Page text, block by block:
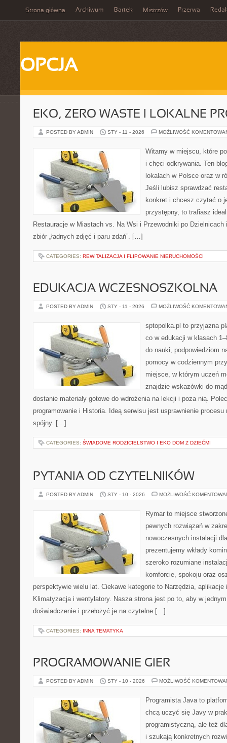
Strona główna Archiwum Bartek Mistrzów Przerwa
OPCJA
EKO, ZERO WASTE I LOKALNE
POSTED BY ADMIN STY - 11 - 2026 MOŻLIWOŚĆ
Witamy w miejscu, które
i chęci odkrywania. Ten
lokalach w Polsce oraz w
Jeśli lubisz sprawdzać
konkret i chcesz czytać o
przystępny, to trafiasz
Restauracje w Miastach vs. Na Wsi i Przewodniki po
zbiór „ładnych zdjęć i paru zdań”. […]
CATEGORIES: REWITALIZACJA I FLIPOWANIE NIERUCHOMOŚCI
EDUKACJA WCZESNOSZKOLNA
POSTED BY ADMIN STY - 11 - 2026 MOŻLIWOŚĆ
sptopolka.pl to przyjazna
co w edukacji w klasach
do nauki, podpowiedziom
pomocy w codziennym
miejsce, w którym uczeń
znajdzie wskazówki do
dostanie materiały gotowe do wdrożenia na lekcji i poza nią.
programowanie i Historia. Ideą serwisu jest usprawnienie
spójny. […]
CATEGORIES: ŚWIADOME RODZICIELSTWO I EKO DOM Z DZIEĆMI
PYTANIA OD CZYTELNIKÓW
POSTED BY ADMIN STY - 10 - 2026 MOŻLIWOŚĆ
Rymar to miejsce
pewnych rozwiązań w
nowoczesnych instalacji
prezentujemy wkłady
szeroko rozumiane
komforcie, spokoju oraz
perspektywie wielu lat. Ciekawe kategorie to Narzędzia,
Klimatyzacja i wentylatory. Nasza strona jest po to, aby w
doświadczenie i przełożyć je na czytelne […]
CATEGORIES: INNA TEMATYKA
PROGRAMOWANIE GIER
POSTED BY ADMIN STY - 10 - 2026 MOŻLIWOŚĆ
Programista Java to
chcą uczyć się Javy w
programistyczną, ale też
i szukają konkretnych